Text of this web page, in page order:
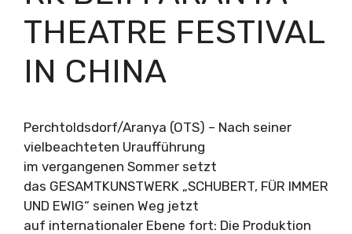
THEATRE FESTIVAL
IN CHINA
Perchtoldsdorf/Aranya (OTS) – Nach seiner
vielbeachteten Uraufführung
im vergangenen Sommer setzt
das GESAMTKUNSTWERK „SCHUBERT, FÜR IMMER
UND EWIG“ seinen Weg jetzt
auf internationaler Ebene fort: Die Produktion